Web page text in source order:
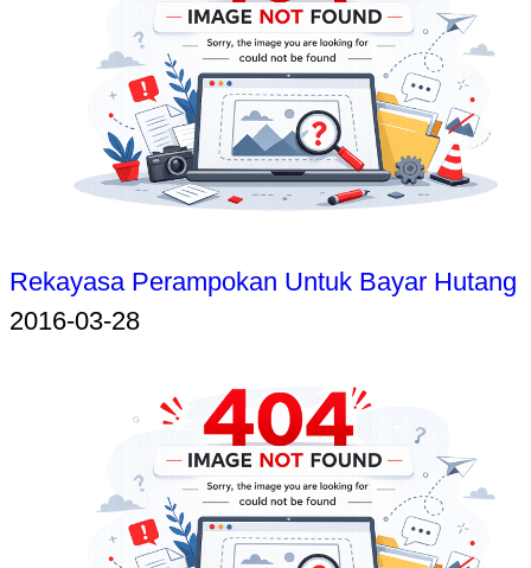
Rekayasa Perampokan Untuk Bayar Hutang
2016-03-28